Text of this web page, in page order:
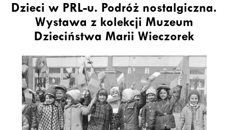
Dzieci w PRL-u. Podróż nostalgiczna.
Wystawa z kolekcji Muzeum
Dzieciństwa Marii Wieczorek